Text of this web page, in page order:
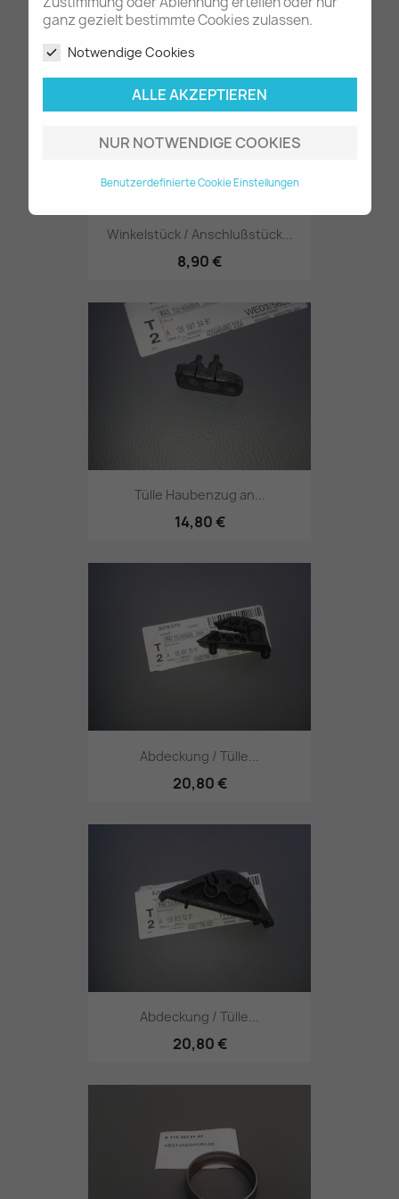
ganz gezielt bestimmte Cookies zulassen.
Notwendige Cookies
ALLE AKZEPTIEREN
NUR NOTWENDIGE COOKIES
Benutzerdefinierte Cookie Einstellungen
Winkelstück / Anschlußstück...
8,90 €
Tülle Haubenzug an...
14,80 €
Abdeckung / Tülle...
20,80 €
Abdeckung / Tülle...
20,80 €